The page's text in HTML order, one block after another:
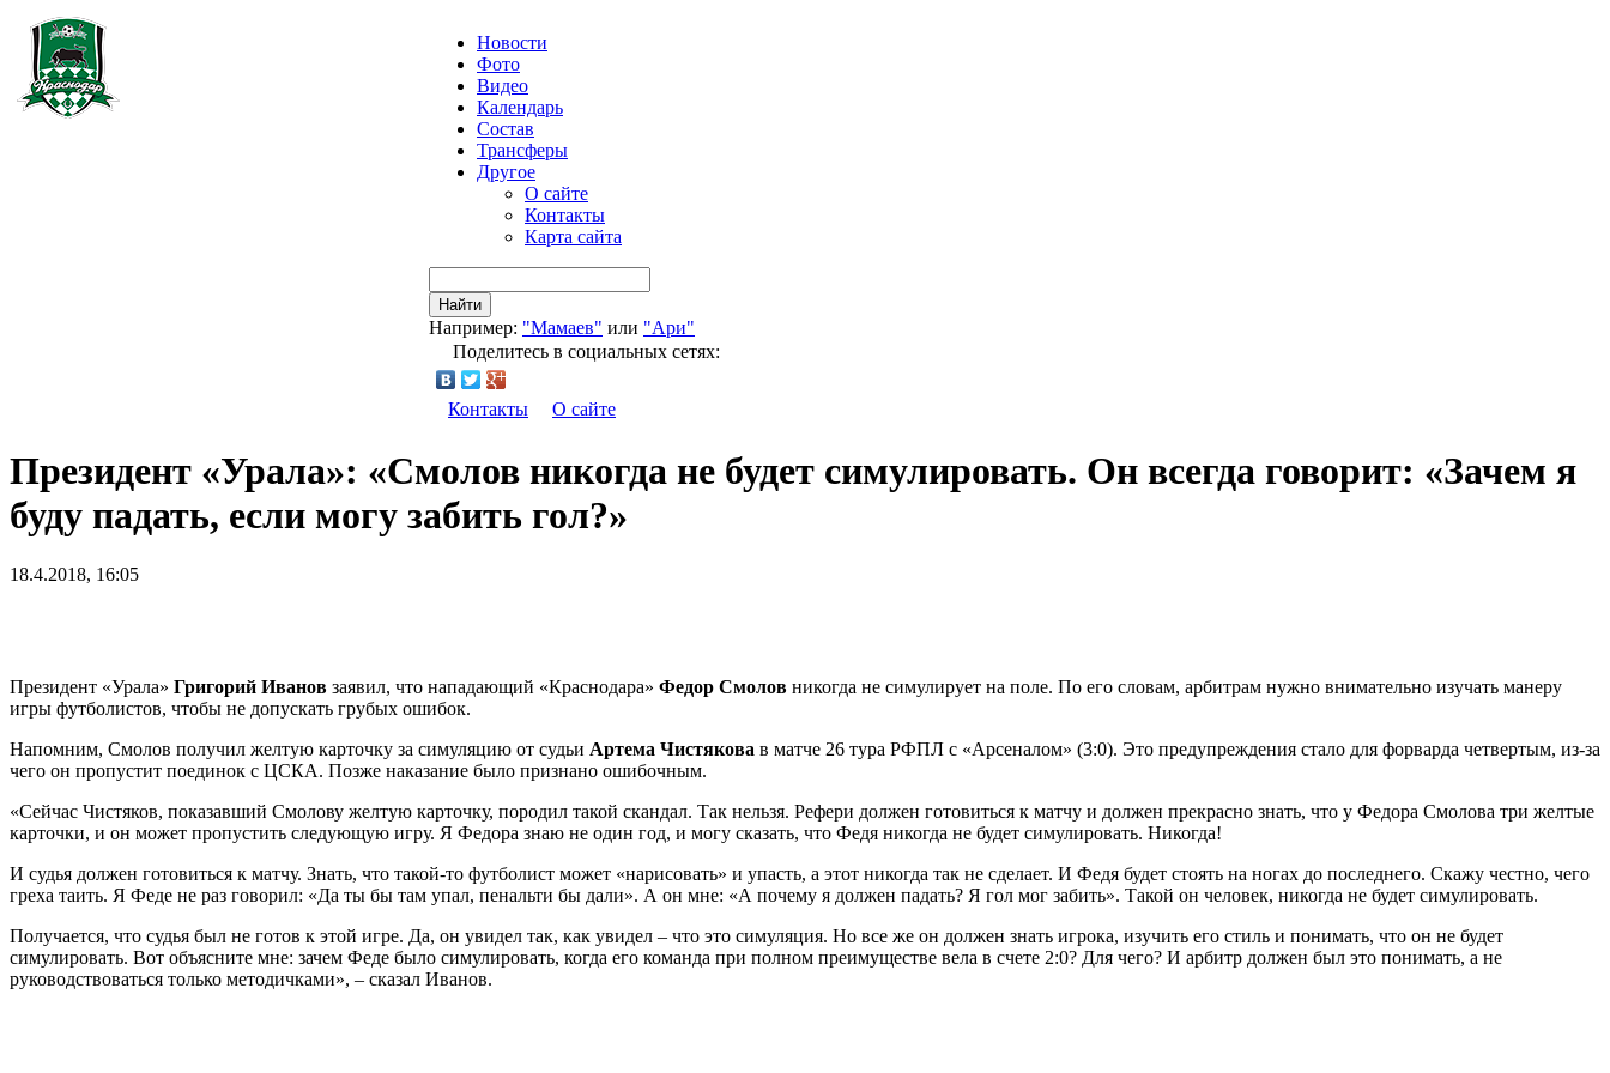
Новости
Фото
Видео
Календарь
Состав
Трансферы
Другое
О сайте
Контакты
Карта сайта
Найти
Например: "Мамаев" или "Ари"
Поделитесь в социальных сетях:
Контакты О сайте
Президент «Урала»: «Смолов никогда не будет симулировать. Он всегда говорит: «Зачем я
буду падать, если могу забить гол?»
18.4.2018, 16:05
Президент «Урала» Григорий Иванов заявил, что нападающий «Краснодара» Федор Смолов никогда не симулирует на поле. По его словам, арбитрам нужно внимательно изучать манеру
игры футболистов, чтобы не допускать грубых ошибок.
Напомним, Смолов получил желтую карточку за симуляцию от судьи Артема Чистякова в матче 26 тура РФПЛ с «Арсеналом» (3:0). Это предупреждения стало для форварда четвертым, из-за
чего он пропустит поединок с ЦСКА. Позже наказание было признано ошибочным.
«Сейчас Чистяков, показавший Смолову желтую карточку, породил такой скандал. Так нельзя. Рефери должен готовиться к матчу и должен прекрасно знать, что у Федора Смолова три желтые
карточки, и он может пропустить следующую игру. Я Федора знаю не один год, и могу сказать, что Федя никогда не будет симулировать. Никогда!
И судья должен готовиться к матчу. Знать, что такой-то футболист может «нарисовать» и упасть, а этот никогда так не сделает. И Федя будет стоять на ногах до последнего. Скажу честно, чего
греха таить. Я Феде не раз говорил: «Да ты бы там упал, пенальти бы дали». А он мне: «А почему я должен падать? Я гол мог забить». Такой он человек, никогда не будет симулировать.
Получается, что судья был не готов к этой игре. Да, он увидел так, как увидел – что это симуляция. Но все же он должен знать игрока, изучить его стиль и понимать, что он не будет
симулировать. Вот объясните мне: зачем Феде было симулировать, когда его команда при полном преимуществе вела в счете 2:0? Для чего? И арбитр должен был это понимать, а не
руководствоваться только методичками», – сказал Иванов.